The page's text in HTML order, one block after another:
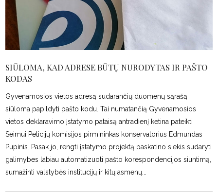
SIŪLOMA, KAD ADRESE BŪTŲ NURODYTAS IR PAŠTO
KODAS
Gyvenamosios vietos adresą sudarančių duomenų sąrašą
siūloma papildyti pašto kodu. Tai numatančią Gyvenamosios
vietos deklaravimo įstatymo pataisą antradienį ketina pateikti
Seimui Peticijų komisijos pirmininkas konservatorius Edmundas
Pupinis. Pasak jo, rengti įstatymo projektą paskatino siekis sudaryti
galimybes labiau automatizuoti pašto korespondencijos siuntimą,
sumažinti valstybės institucijų ir kitų asmenų